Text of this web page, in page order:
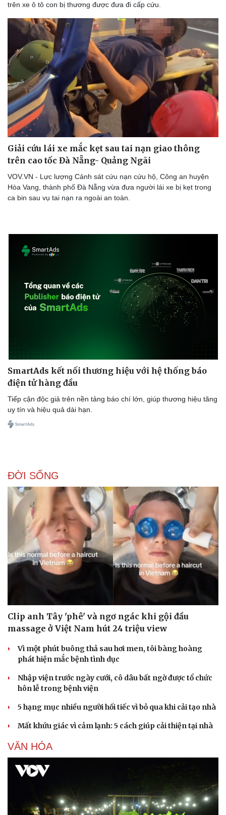
Thể thao
Bóng đá
Lịch thi đấu bóng đá
Thế giới thể thao
eSports
Ô tô - Xe máy
Xe máy
Tư vấn
trên xe ô tô con bị thương được đưa đi cấp cứu.
Giải cứu lái xe mắc kẹt sau tai nạn giao thông
trên cao tốc Đà Nẵng- Quảng Ngãi
VOV.VN - Lực lượng Cảnh sát cứu nạn cứu hộ, Công an huyện
Hòa Vang, thành phố Đà Nẵng vừa đưa người lái xe bị kẹt trong
ca bin sau vụ tai nạn ra ngoài an toàn.
SmartAds kết nối thương hiệu với hệ thống báo
điện tử hàng đầu
Tiếp cận độc giả trên nền tảng báo chí lớn, giúp thương hiệu tăng
uy tín và hiệu quả dài hạn.
ĐỜI SỐNG
Clip anh Tây 'phê' và ngơ ngác khi gội đầu
massage ở Việt Nam hút 24 triệu view
Vì một phút buông thả sau hơi men, tôi bàng hoàng
phát hiện mắc bệnh tình dục
Nhập viện trước ngày cưới, cô dâu bất ngờ được tổ chức
hôn lễ trong bệnh viện
5 hạng mục nhiều người hối tiếc vì bỏ qua khi cải tạo nhà
Mất khứu giác vì cảm lạnh: 5 cách giúp cải thiện tại nhà
VĂN HÓA